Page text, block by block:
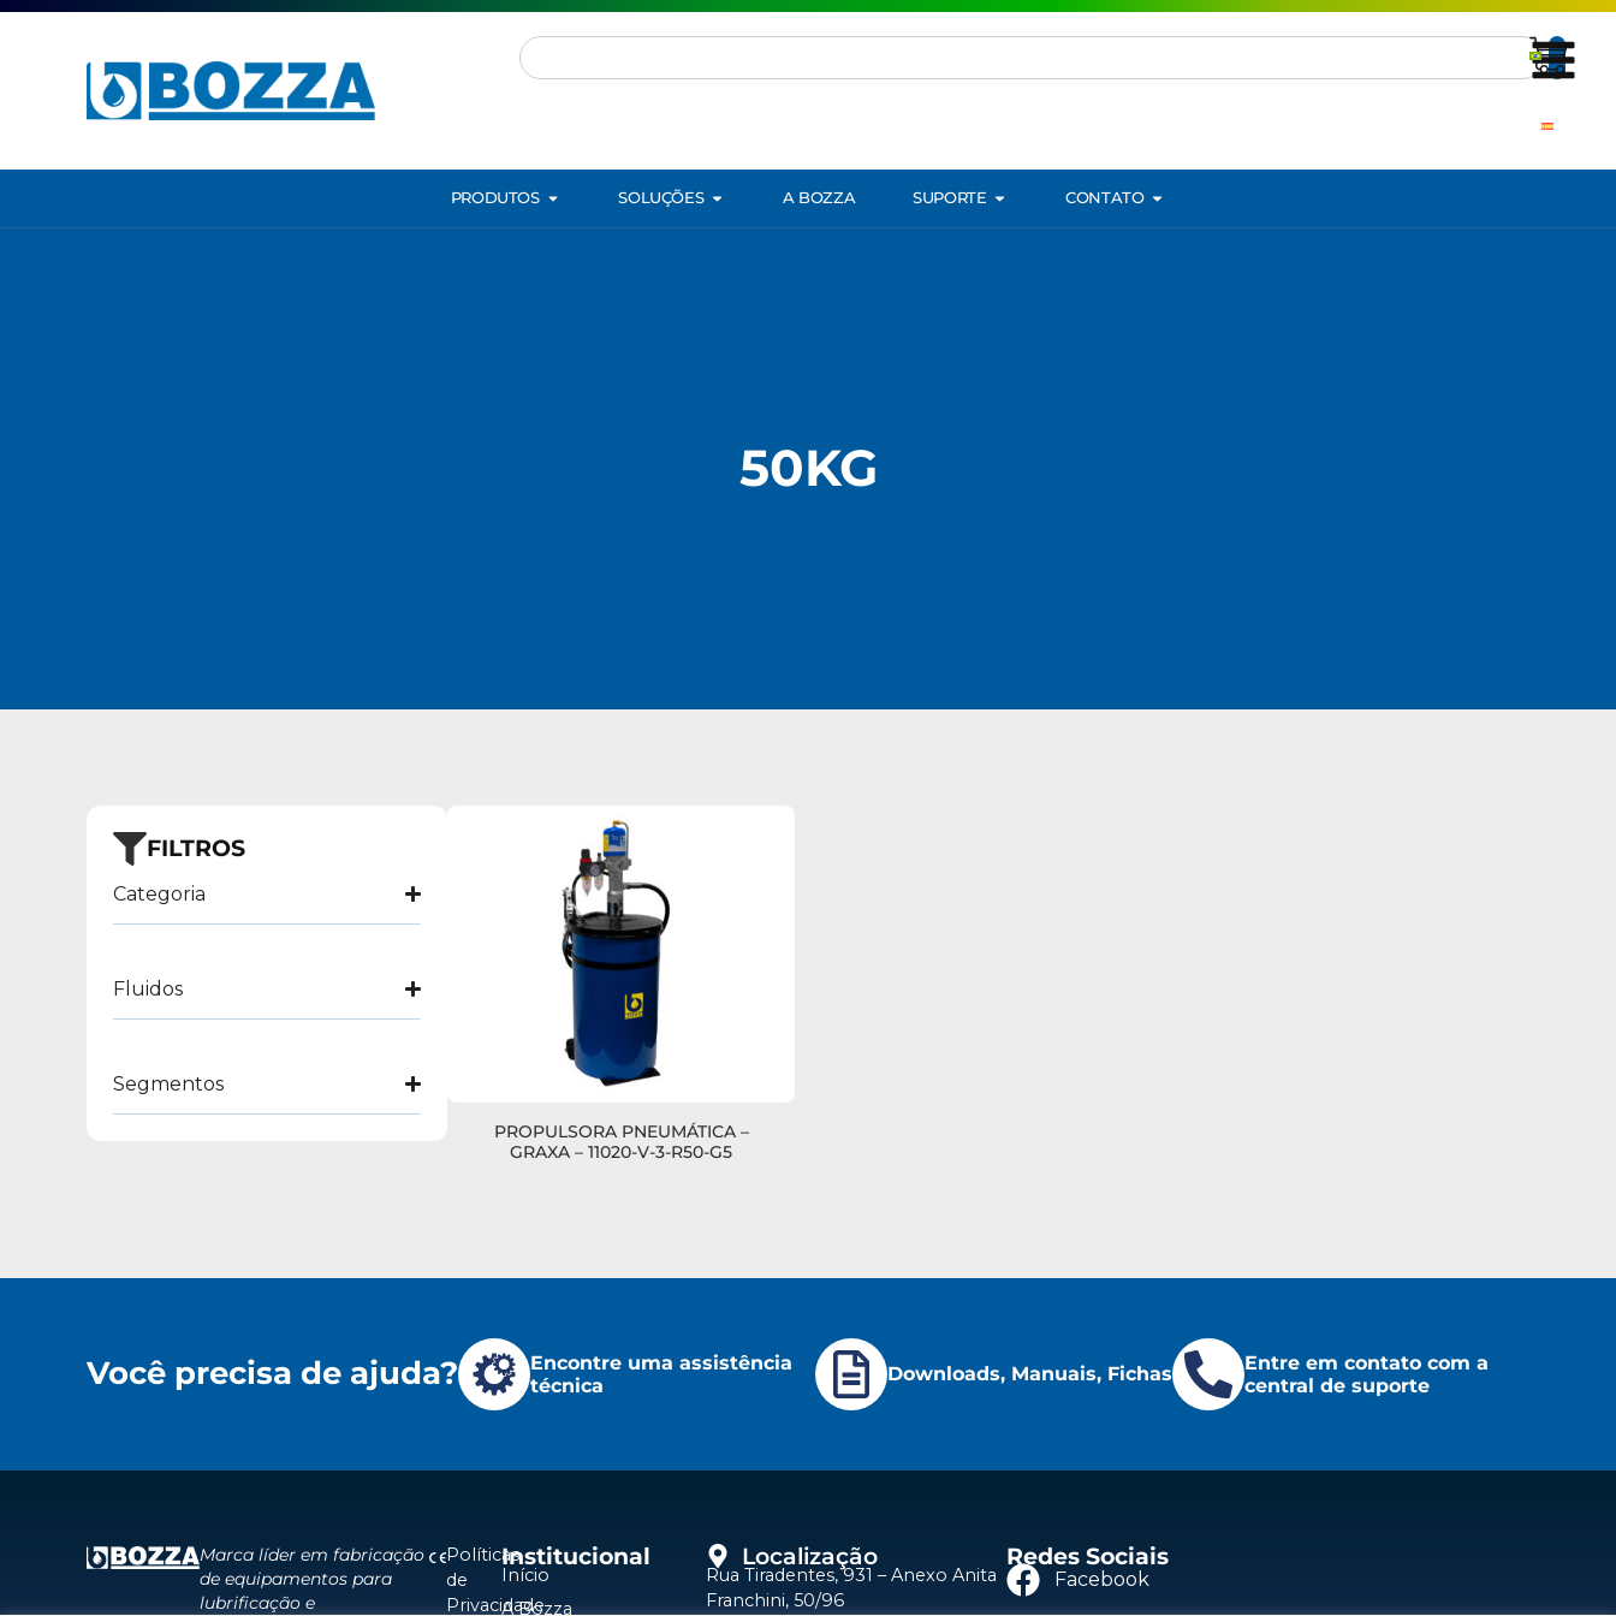
PRODUTOS SOLUÇÕES A BOZZA SUPORTE CONTATO
50KG
FILTROS
Categoria
Fluidos
Segmentos
PROPULSORA PNEUMÁTICA –
GRAXA – 11020-V-3-R50-G5
Você precisa de ajuda?
Encontre uma assistência
técnica
Downloads, Manuais, Fichas
Entre em contato com a
central de suporte
Marca líder em fabricação
de equipamentos para
lubrificação e
Políticas
de
Privacidade
Institucional
Início
A Bozza
Localização
Rua Tiradentes, 931 – Anexo Anita
Franchini, 50/96
Redes Sociais
Facebook